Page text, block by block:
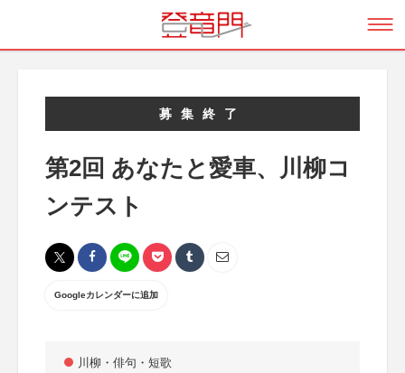
募集終了
第2回 あなたと愛車、川柳コ
ンテスト
Googleカレンダーに追加
川柳・俳句・短歌